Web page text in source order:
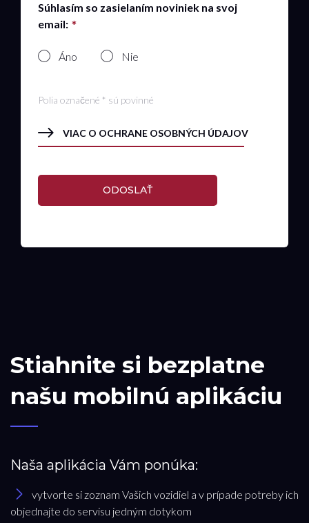
Súhlasím so zasielaním noviniek na svoj
email:
Áno Nie
Polia označené * sú povinné
VIAC O OCHRANE OSOBNÝCH ÚDAJOV
ODOSLAŤ
Stiahnite si bezplatne
našu mobilnú aplikáciu
Naša aplikácia Vám ponúka:
vytvorte si zoznam Vašich vozidiel a v prípade potreby ich
objednajte do servisu jedným dotykom